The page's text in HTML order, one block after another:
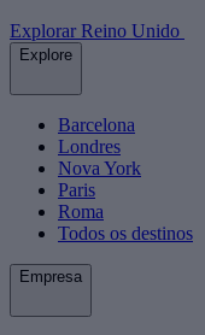
Explorar Reino Unido
Explore
Barcelona
Londres
Nova York
Paris
Roma
Todos os destinos
Empresa